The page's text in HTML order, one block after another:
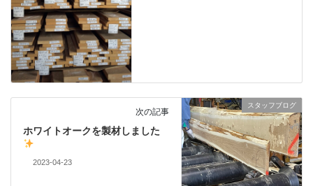
スタッフブログ
次の記事
ホワイトオークを製材しました
2023-04-23